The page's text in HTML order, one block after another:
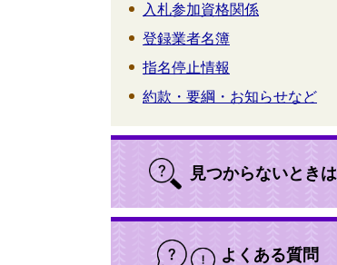
入札参加資格関係
登録業者名簿
指名停止情報
約款・要綱・お知らせなど
見つからないときは
よくある質問